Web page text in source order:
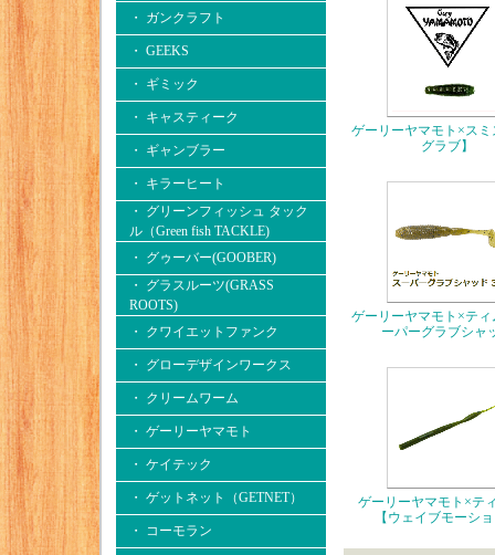
・ ガンクラフト
・ GEEKS
・ ギミック
・ キャスティーク
・ ギャンブラー
・ キラーヒート
・ グリーンフィッシュ タック
ル（Green fish TACKLE)
・ グゥーバー(GOOBER)
・ グラスルーツ(GRASS
ROOTS)
・ クワイエットファンク
・ グローデザインワークス
・ クリームワーム
・ ゲーリーヤマモト
・ ケイテック
・ ゲットネット（GETNET）
・ コーモラン
ゲーリーヤマモト×スミ
グラブ】
ゲーリーヤマモト×テ
ーパーグラブシャ
ゲーリーヤマモト×
【ウェイブモーシ